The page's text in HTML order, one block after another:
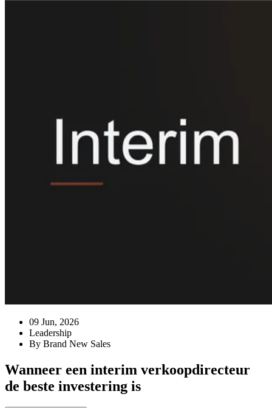
09 Jun, 2026
Leadership
By Brand New Sales
Wanneer een interim verkoopdirecteur
de beste investering is